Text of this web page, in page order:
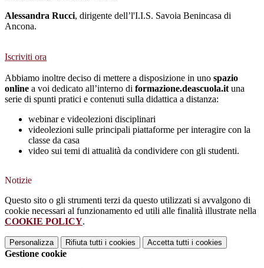
Alessandra Rucci, dirigente dell’l'I.I.S. Savoia Benincasa di
Ancona.
Iscriviti ora
Abbiamo inoltre deciso di mettere a disposizione in uno spazio
online a voi dedicato all’interno di formazione.deascuola.it una
serie di spunti pratici e contenuti sulla didattica a distanza:
webinar e videolezioni disciplinari
videolezioni sulle principali piattaforme per interagire con la
classe da casa
video sui temi di attualità da condividere con gli studenti.
Notizie
Questo sito o gli strumenti terzi da questo utilizzati si avvalgono di
cookie necessari al funzionamento ed utili alle finalità illustrate nella
COOKIE POLICY.
Personalizza Rifiuta tutti i cookies Accetta tutti i cookies
Gestione cookie